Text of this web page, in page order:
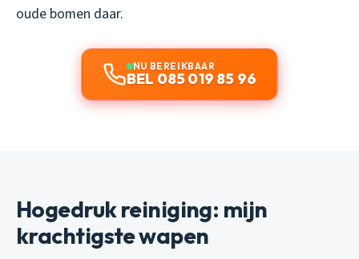
oude bomen daar.
NU BEREIKBAAR
BEL 085 019 85 96
Hogedruk reiniging: mijn
krachtigste wapen